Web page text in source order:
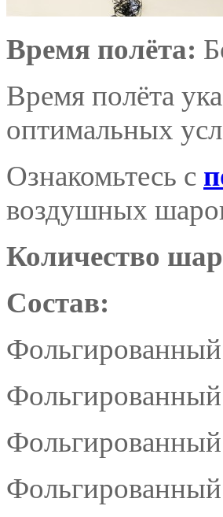
Время полёта:
Время полёта
оптимальных
Ознакомьтесь с
воздушных
Количество
Состав: